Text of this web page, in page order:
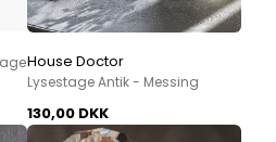
House Doctor
Lysestage Antik - Messing
130,00 DKK